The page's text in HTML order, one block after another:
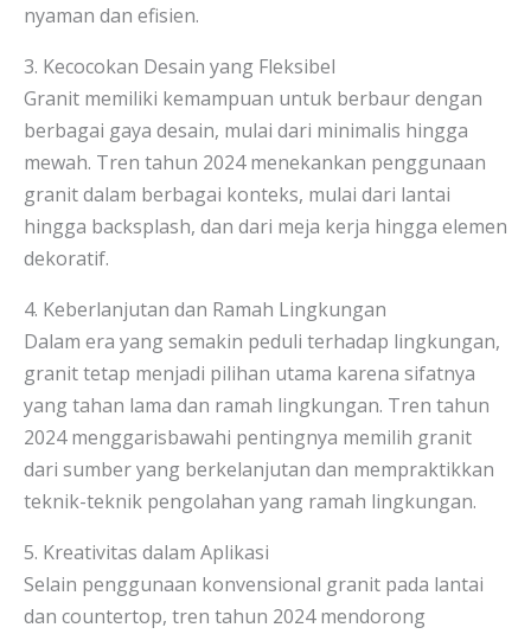
nyaman dan efisien.
3. Kecocokan Desain yang Fleksibel
Granit memiliki kemampuan untuk berbaur dengan
berbagai gaya desain, mulai dari minimalis hingga
mewah. Tren tahun 2024 menekankan penggunaan
granit dalam berbagai konteks, mulai dari lantai
hingga backsplash, dan dari meja kerja hingga elemen
dekoratif.
4. Keberlanjutan dan Ramah Lingkungan
Dalam era yang semakin peduli terhadap lingkungan,
granit tetap menjadi pilihan utama karena sifatnya
yang tahan lama dan ramah lingkungan. Tren tahun
2024 menggarisbawahi pentingnya memilih granit
dari sumber yang berkelanjutan dan mempraktikkan
teknik-teknik pengolahan yang ramah lingkungan.
5. Kreativitas dalam Aplikasi
Selain penggunaan konvensional granit pada lantai
dan countertop, tren tahun 2024 mendorong